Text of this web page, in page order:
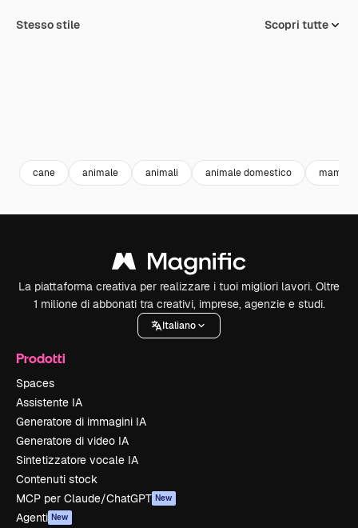
Stesso stile Scopri tutte
cane animale animali animale domestico
La piattaforma creativa per realizzare i tuoi migliori lavori. Oltre
1 milione di abbonati tra creativi, imprese, agenzie e studi.
Italiano
Prodotti
Spaces
Assistente IA
Generatore di immagini IA
Generatore di video IA
Sintetizzatore vocale IA
Contenuti stock
MCP per Claude/ChatGPT New
Agenti New